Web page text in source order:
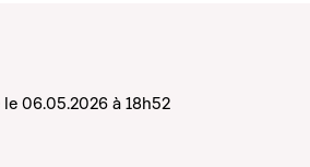
06.05.2026 à 18h52